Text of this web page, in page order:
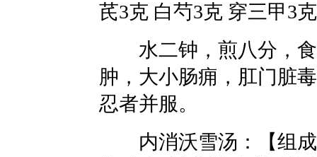
芪3克 白芍3克 穿三甲3
水二钟，煎八分，食
肿，大小肠痈，肛门脏
忍者并服。
内消沃雪汤：【组成